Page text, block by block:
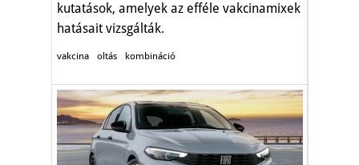
kutatások, amelyek az efféle vakcinamixek
hatásait vizsgálták.
vakcina oltás kombináció